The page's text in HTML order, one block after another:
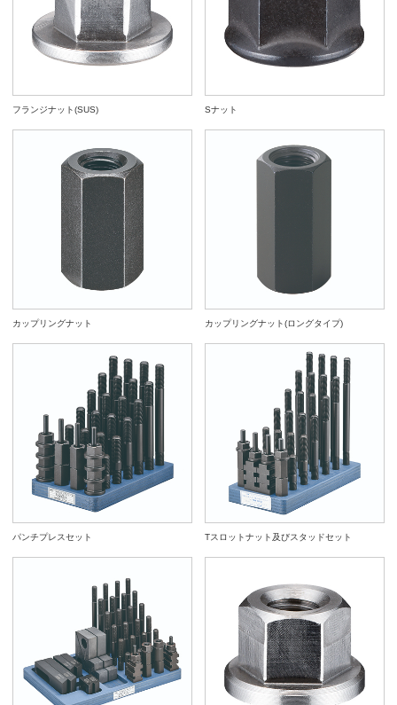
フランジナット(SUS) Sナット
カップリングナット カップリングナット(ロングタイプ)
パンチプレスセット Tスロットナット及びスタッドセット